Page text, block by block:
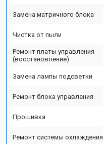
Замена матричного блока
Чистка от пыли
Ремонт платы управления
(восстановление)
Замена лампы подсветки
Ремонт блока управления
Прошивка
Ремонт системы охлаждения